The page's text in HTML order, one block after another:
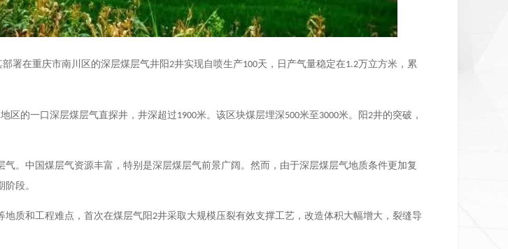
署在重庆市南川区的深层煤层气井阳2井实现自喷生产100天，日产气量稳定在1.2万立方米，累
区的一口深层煤层气直探井，井深超过1900米。该区块煤层埋深500米至 3000米。阳2井的突破，
气。中国煤层气资源丰富，特别是深层煤层气前景广阔。然而，由于深层煤层气地质条件更加复
段。
质和工程难点，首次在煤层气阳2井采取大规模压裂有效支撑工艺，改造体积大幅增大，裂缝导